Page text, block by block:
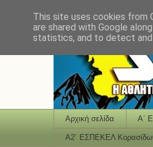
Αρχική σελίδα Α΄
Α2΄ ΕΣΠΕΚΕΛ
This site uses cookies from
are shared with Google
statistics, and to detect and